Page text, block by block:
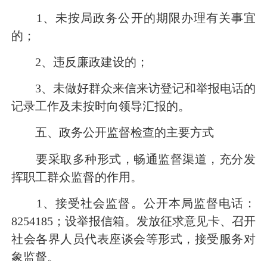
1 、未按局政务公开的期限办理有关事宜
的；
2、违反廉政建设的；
3、未做好群众来信来访登记和举报电话的
记录工作及未按时向领导汇报的。
五、政务公开监督检查的主要方式
要采取多种形式，畅通监督渠道，充分发
挥职工群众监督的作用。
1 、接受社会监督。公开本局监督电话：
8254185 ；设举报信箱。发放征求意见卡、召开
社会各界人员代表座谈会等形式，接受服务对
象监督。